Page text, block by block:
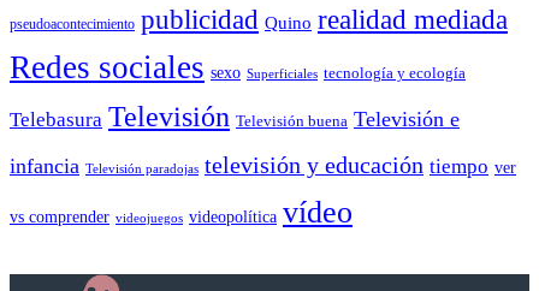
pseudoacontecimiento publicidad Quino realidad mediada
Redes sociales sexo Superficiales tecnología y ecología
Telebasura Televisión Televisión buena Televisión e
infancia Televisión paradojas televisión y educación tiempo ver
vs comprender videojuegos videopolítica vídeo